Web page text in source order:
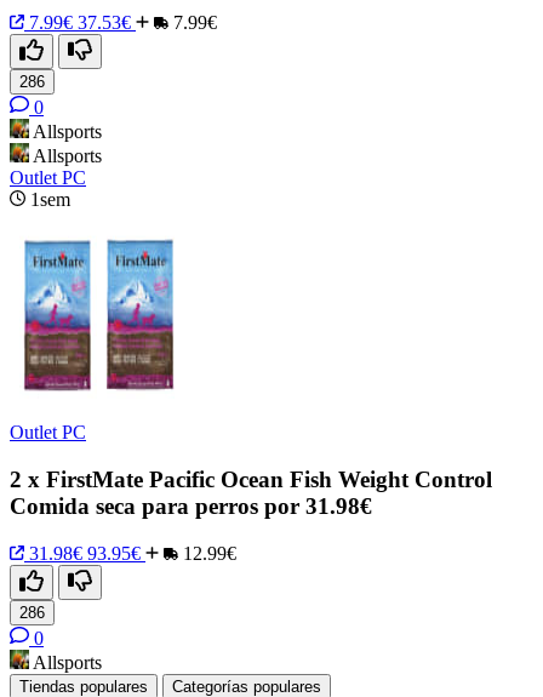
7.99€ 37.53€ 7.99€
286
0
Allsports
Allsports
Outlet PC
1sem
Outlet PC
2 x FirstMate Pacific Ocean Fish Weight Control
Comida seca para perros por 31.98€
31.98€ 93.95€ 12.99€
286
0
Allsports
Tiendas populares Categorías populares